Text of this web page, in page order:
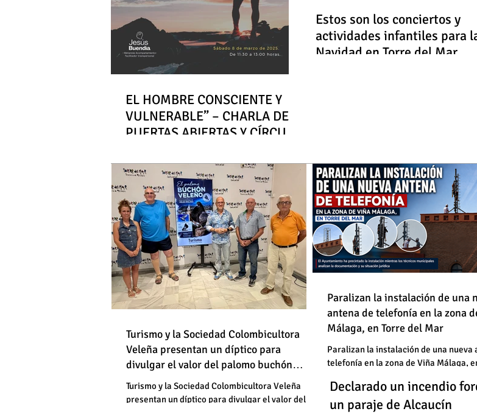
EL HOMBRE CONSCIENTE Y
VULNERABLE” – CHARLA DE
PUERTAS ABIERTAS Y CÍRCULO
Estos son los conciertos y
actividades infantiles para
Navidad en Torre del Mar
Destapan una "falsedad" de
Torrox sí se paga tasa de basura"
Declarado un incendio
un paraje de Alcaucín
Destapan una "falsedad" de
Óscar Medina y José Pino: "En
Torrox sí se paga tasa de basura"
Declarado un incendio
un paraje de Alcaucín
Turismo y la Sociedad Colombicultora
Veleña presentan un díptico para
divulgar el valor del palomo buchón
veleño
Turismo y la Sociedad Colombicultora Veleña
presentan un díptico para divulgar el valor del
Paralizan la instalación de una
antena de telefonía en la zona
Málaga, en Torre del Mar
Paralizan la instalación de una nueva
telefonía en la zona de Viña Málaga,